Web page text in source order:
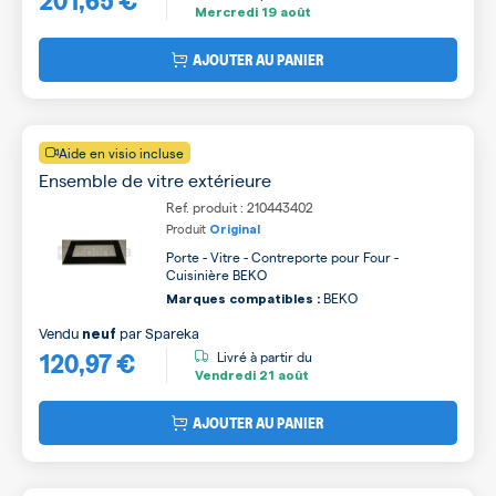
Mercredi 19 août
AJOUTER AU PANIER
Aide en visio incluse
Ensemble de vitre extérieure
Ref. produit : 210443402
Produit Original
Porte - Vitre - Contreporte pour Four -
Cuisinière BEKO
Marques compatibles : BEKO
120,97 €
Vendu neuf parSpareka
Livré à partir du
Vendredi 21 août
AJOUTER AU PANIER